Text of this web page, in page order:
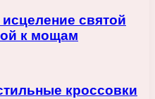
святой
к мощам
кроссовки